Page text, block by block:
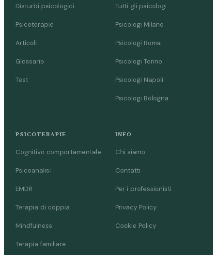
Disturbi psicologici
Psicoterapie
Articoli
Glossario
Test
Tutti gli psicologi
Psicologi Milano
Psicologi Roma
Psicologi Torino
Psicologi Napoli
Psicologi Bologna
PSICOTERAPIE
Cognitivo comportamentale
Psicoanalisi
EMDR
Terapia di coppia
Mindfulness
Terapia familiare
INFO
Chi siamo
Contatti
Per i professionisti
Privacy Policy
Cookie Policy